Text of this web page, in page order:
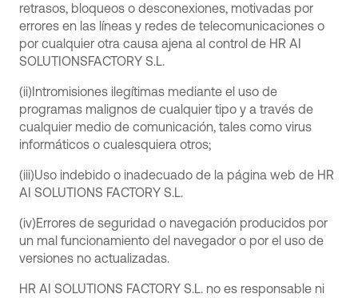
retrasos, bloqueos o desconexiones, motivadas por
errores en las líneas y redes de telecomunicaciones o
por cualquier otra causa ajena al control de HR AI
SOLUTIONSFACTORY S.L.
(ii)Intromisiones ilegítimas mediante el uso de
programas malignos de cualquier tipo y a través de
cualquier medio de comunicación, tales como virus
informáticos o cualesquiera otros;
(iii)Uso indebido o inadecuado de la página web de HR
AI SOLUTIONS FACTORY S.L.
(iv)Errores de seguridad o navegación producidos por
un mal funcionamiento del navegador o por el uso de
versiones no actualizadas.
HR AI SOLUTIONS FACTORY S.L. no es responsable ni